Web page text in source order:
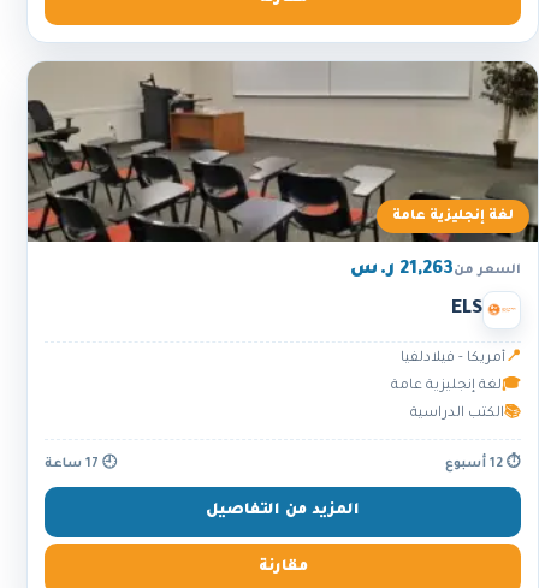
لغة إنجليزية عامة
السعر من21,263 ر.س
ELS
📍 أمريكا - فيلادلفيا
🎓لغة إنجليزية عامة
📚الكتب الدراسية
⏱ 12 أسبوع 🕘 17 ساعة
المزيد من التفاصيل
مقارنة